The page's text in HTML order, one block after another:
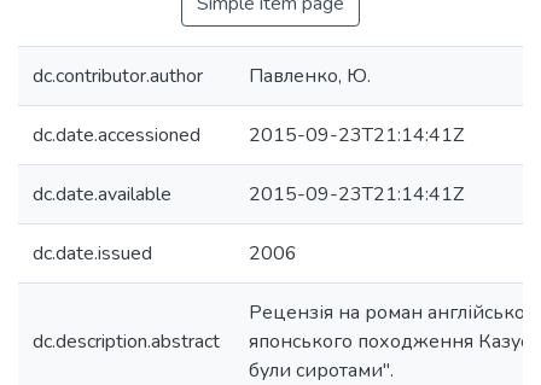
dc.contributor.author Павленко, Ю.
dc.date.accessioned 2015-09-23T21:14:41Z
dc.date.available 2015-09-23T21:14:41Z
dc.date.issued 2006
dc.description.abstract
Рецензія на роман
японського походження Казуо
були сиротами".